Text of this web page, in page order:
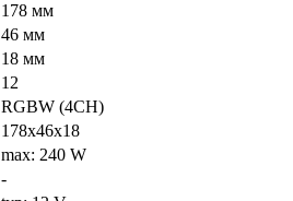
178 мм
46 мм
18 мм
12
RGBW (4CH)
178x46x18
max: 240 W
-